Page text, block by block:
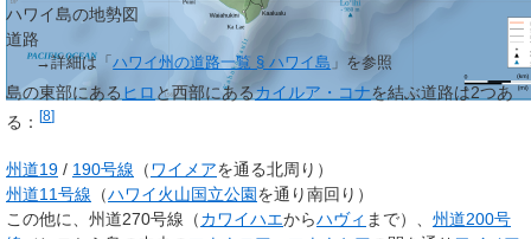
ハワイ島の地勢図
道路
→詳細は「ハワイ州の道路一覧 § ハワイ島 」を参照
島の東部にある ヒロ と西部にあるカイルア・コナを結ぶ道路は2つあ
る： [8]
州道19 / 190号線 （ワイメアを通る北周り）
州道11号線 （ハワイ火山国立公園を通り南回り）
この他に、州道270号線（カワイハエからハヴィ まで）、 州道200号